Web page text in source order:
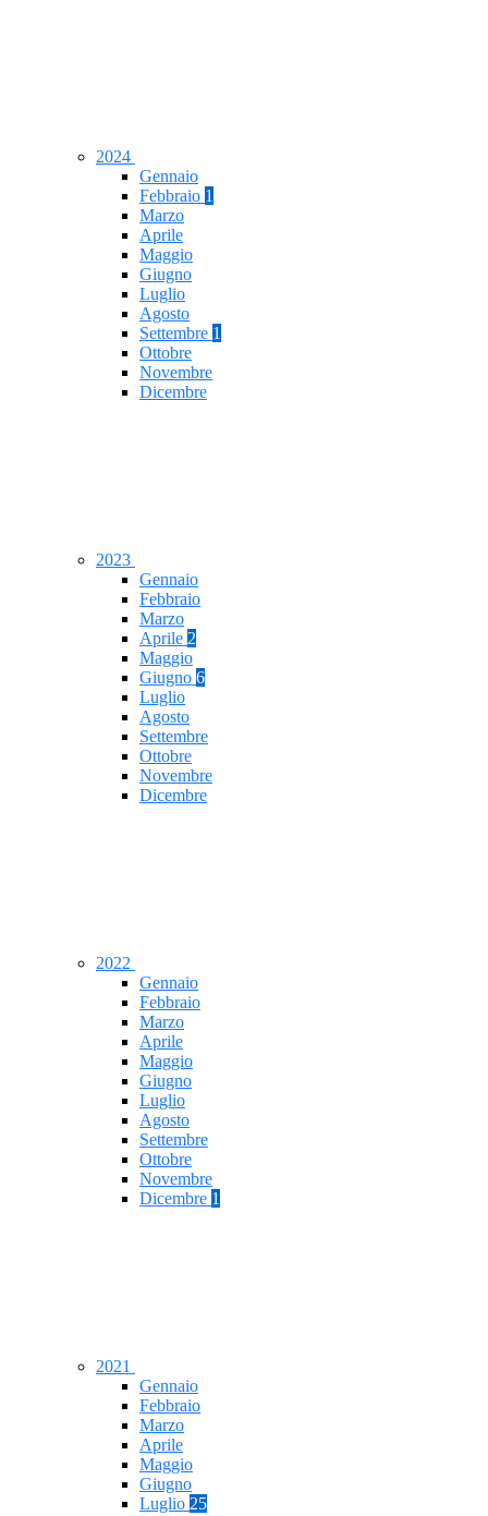
2024
Gennaio
Febbraio 1
Marzo
Aprile
Maggio
Giugno
Luglio
Agosto
Settembre 1
Ottobre
Novembre
Dicembre
2023
Gennaio
Febbraio
Marzo
Aprile 2
Maggio
Giugno 6
Luglio
Agosto
Settembre
Ottobre
Novembre
Dicembre
2022
Gennaio
Febbraio
Marzo
Aprile
Maggio
Giugno
Luglio
Agosto
Settembre
Ottobre
Novembre
Dicembre 1
2021
Gennaio
Febbraio
Marzo
Aprile
Maggio
Giugno
Luglio 25